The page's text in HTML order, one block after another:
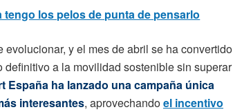
los pelos de punta de pensarlo
evolucionar, y el mes de abril se ha convertido
a la movilidad sostenible sin superar
España ha lanzado una campaña única
interesantes, aprovechandoel incentivo